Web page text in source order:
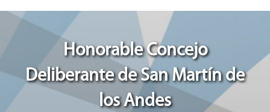
Honorable Concejo
Deliberante de San Martín de
los Andes